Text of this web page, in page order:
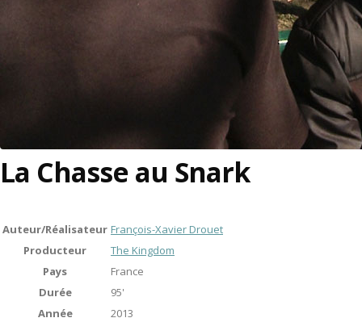
La Chasse au Snark
Auteur/Réalisateur François-Xavier Drouet
Producteur
The Kingdom
Pays
France
Durée
95'
Année
2013